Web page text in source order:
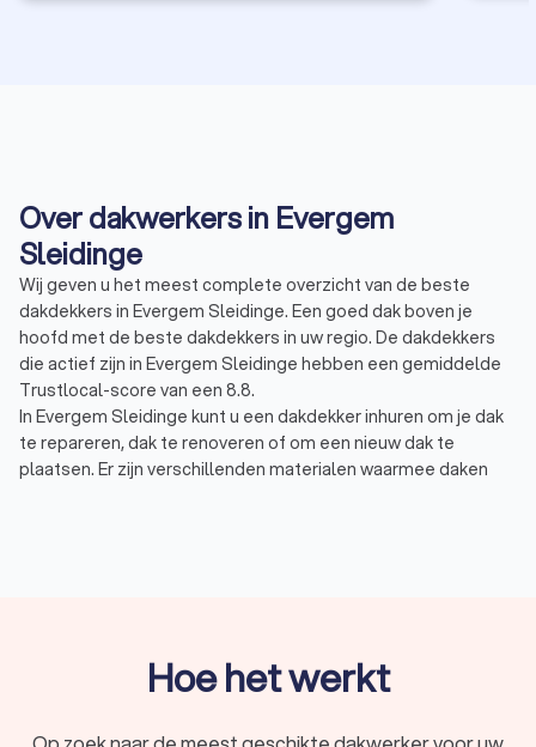
Over dakwerkers in Evergem
Sleidinge
Wij geven u het meest complete overzicht van de beste
dakdekkers in Evergem Sleidinge. Een goed dak boven je
hoofd met de beste dakdekkers in uw regio. De dakdekkers
die actief zijn in Evergem Sleidinge hebben een gemiddelde
Trustlocal-score van een 8.8.
In Evergem Sleidinge kunt u een dakdekker inhuren om je dak
te repareren, dak te renoveren of om een nieuw dak te
plaatsen. Er zijn verschillenden materialen waarmee daken
Dakpannen: dakpannen zijn de meest bekende vorm van
dakpannen: betonnen dakpannen en keramische
Hoe het werkt